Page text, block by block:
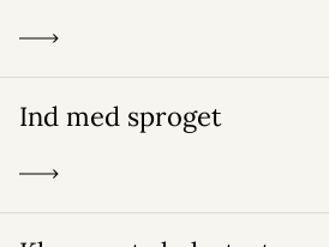
Ind med sproget